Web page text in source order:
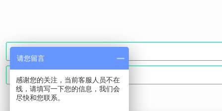
请您留言
感谢您的关注，当前客服人员不在
线，请填写一下您的信息，我们会
尽快和您联系。